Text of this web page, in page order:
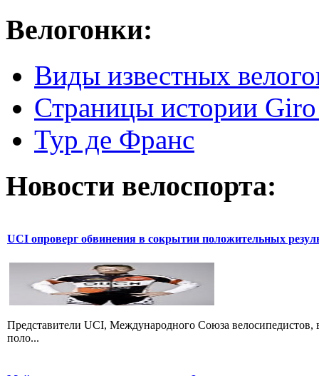
Велогонки:
Виды известных
Страницы истории
Тур де Франс
Новости велоспорта:
UCI опроверг обвинения в сокрытии положительных
Представители UCI, Международного Союза
поло...